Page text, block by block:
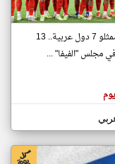
الدولة
على مدار الساعة
العاجلة والمباشرة
بينهم ممثلو 7 دول عربية.. 13
مجلس "الفيفا" ...